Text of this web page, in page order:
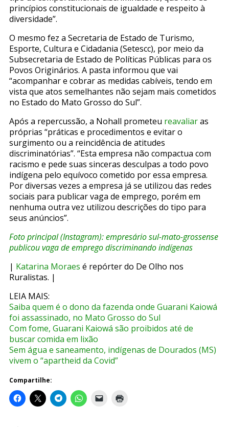
princípios constitucionais de igualdade e respeito à
diversidade”.
O mesmo fez a Secretaria de Estado de Turismo,
Esporte, Cultura e Cidadania (Setescc), por meio da
Subsecretaria de Estado de Políticas Públicas para os
Povos Originários. A pasta informou que vai
“acompanhar e cobrar as medidas cabíveis, tendo em
vista que atos semelhantes não sejam mais cometidos
no Estado do Mato Grosso do Sul”.
Após a repercussão, a Nohall prometeu reavaliaras
próprias “práticas e procedimentos e evitar o
surgimento ou a reincidência de atitudes
discriminatórias”. “Esta empresa não compactua com
racismo e pede suas sinceras desculpas a todo povo
indígena pelo equívoco cometido por essa empresa.
Por diversas vezes a empresa já se utilizou das redes
sociais para publicar vaga de emprego, porém em
nenhuma outra vez utilizou descrições do tipo para
seus anúncios”.
Foto principal (Instagram): empresário sul-mato-grossense
publicou vaga de emprego discriminando indígenas
| Katarina Moraes é repórter do De Olho nos
Ruralistas. |
LEIA MAIS:
Saiba quem é o dono da fazenda onde Guarani Kaiowá
foi assassinado, no Mato Grosso do Sul
Com fome, Guarani Kaiowá são proibidos até de
buscar comida em lixão
Sem água e saneamento, indígenas de Dourados (MS)
vivem o “apartheid da Covid”
Compartilhe: